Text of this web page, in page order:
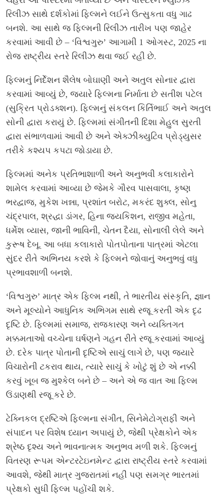
રિલીઝ સાથે દર્શકોમાં ફિલ્મને લઈને ઉત્સુકતા વધુ ગાઢ
બનશે. આ સાથે જ ફિલ્મની રિલીઝ તારીખ પણ જાહેર
કરવામાં આવી છે – ‘વિશ્વગુરુ’ આગામી 1 ઓગસ્ટ, 2025 ના
રોજ રાષ્ટ્રીય સ્તરે રિલીઝ થવા જઈ રહી છે.
ફિલ્મનું નિર્દેશન શૈલેષ બોઘાણી અને અતુલ સોનાર દ્વારા
કરવામાં આવ્યું છે, જ્યારે ફિલ્મના નિર્માતા છે સતીશ પટેલ
(સુક્રિત પ્રોડક્શન). ફિલ્મનું સંકલન કિર્તિભાઈ અને અતુલ
સોની દ્વારા કરાયું છે. ફિલ્મમાં સંગીતની દિશા મેહુલ સુરતી
દ્વારા સંભાળવામાં આવી છે અને એક્ઝીક્યુટિવ પ્રોડ્યુસર
તરીકે કશ્યપ કપટા જોડાયા છે.
ફિલ્મમાં અનેક પ્રતિભાશાળી અને અનુભવી કલાકારોને
શામેલ કરવામાં આવ્યા છે જેમકે ગૌરવ પાસવાલા, કૃષ્ણ
ભરદ્વાજ, મુકેશ ખન્ના, પ્રશાંત બરોટ, મકરંદ શુક્લ, સોનુ
ચંદ્રપાલ, શ્રદ્ધા ડાંગર, હિના જયકિશન, રાજીવ મહેતા,
ધર્મેશ વ્યાસ, જાની ભાવિની, ચેતન દૈયા, સોનાલી લેલે અને
કુરૂષ દેબૂ. આ બધા કલાકારો પોતપોતાના પાત્રમાં એટલા
સુંદર રીતે અભિનય કરશે કે ફિલ્મને જોવાનું અનુભવું વધુ
પ્રભાવશાળી બનશે.
‘વિશ્વગુરુ’ માત્ર એક ફિલ્મ નથી, તે ભારતીય સંસ્કૃતિ, જ્ઞાન
અને મૂલ્યોને આધુનિક અભિગમ સાથે રજૂ કરતી એક દૃઢ
દૃષ્ટિ છે. ફિલ્મમાં સમાજ, રાજકારણ અને વ્યક્તિગત
મક્કમતાઓ વચ્ચેના ઘર્ષણને ગહન રીતે રજૂ કરવામાં આવ્યું
છે. દરેક પાત્ર પોતાની દૃષ્ટિએ સાચું લાગે છે, પણ જ્યારે
વિચારોની ટકરાવ થાય, ત્યારે સાચું કે ખોટું શું છે એ નક્કી
કરવું ખૂબ જ મુશ્કેલ બને છે – અને એ જ વાત આ ફિલ્મ
ઉંડાણથી રજૂ કરે છે.
ટેક્નિકલ દ્રષ્ટિએ ફિલ્મના સંગીત, સિનેમેટોગ્રાફી અને
સંપાદન પર વિશેષ ધ્યાન અપાયું છે, જેથી પ્રેક્ષકોને એક
શ્રેષ્ઠ દૃશ્ય અને ભાવનાત્મક અનુભવ મળી શકે. ફિલ્મનું
વિતરણ રૂપમ એન્ટરટેઇનમેન્ટ દ્વારા રાષ્ટ્રીય સ્તરે કરવામાં
આવશે, જેથી માત્ર ગુજરાતમાં નહીં પણ સમગ્ર ભારતમાં
પ્રેક્ષકો સુધી ફિલ્મ પહોંચી શકે.